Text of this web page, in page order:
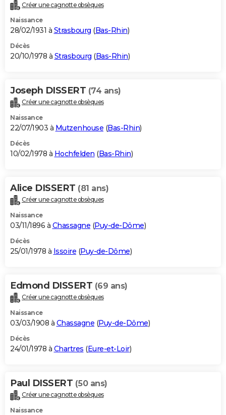
Créer une cagnotte obsèques
Naissance
28/02/1931 à Strasbourg (Bas-Rhin)
Décès
20/10/1978 à Strasbourg (Bas-Rhin)
Joseph DISSERT (74 ans)
Créer une cagnotte obsèques
Naissance
22/07/1903 à Mutzenhouse (Bas-Rhin)
Décès
10/02/1978 à Hochfelden (Bas-Rhin)
Alice DISSERT (81 ans)
Créer une cagnotte obsèques
Naissance
03/11/1896 à Chassagne (Puy-de-Dôme)
Décès
25/01/1978 à Issoire (Puy-de-Dôme)
Edmond DISSERT (69 ans)
Créer une cagnotte obsèques
Naissance
03/03/1908 à Chassagne (Puy-de-Dôme)
Décès
24/01/1978 à Chartres (Eure-et-Loir)
Paul DISSERT (50 ans)
Créer une cagnotte obsèques
Naissance